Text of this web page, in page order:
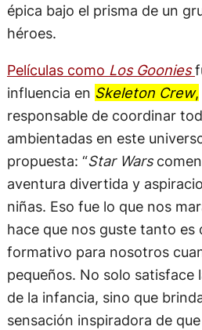
épica bajo el prisma de un
héroes.
Películas como Los Goonies
influencia en Skeleton Crew,
responsable de coordinar
ambientadas en este
propuesta: “Star Wars
aventura divertida y
niñas. Eso fue lo que nos
hace que nos guste tanto es
formativo para nosotros
pequeños. No solo satisface
de la infancia, sino que
sensación inspiradora de